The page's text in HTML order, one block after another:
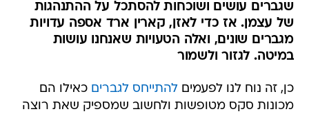
שגברים עושים ושוכחות להסתכל על ההתנהגות
של עצמן. אז כדי לאזן, קארין ארד אספה עדויות
מגברים שונים, ואלה הטעויות שאנחנו עושות
במיטה. לגזור ולשמור
כן, זה נוח לנו לפעמיםלהתייחס לגברים כאילו הם
מכונות סקס מטופשות ולחשוב שמספיק שאת רוצה